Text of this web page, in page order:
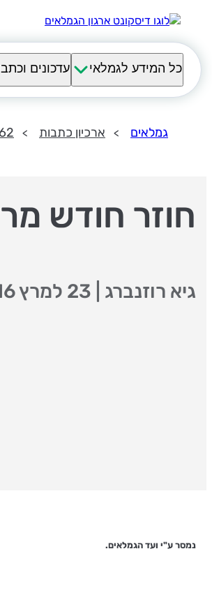
כל המידע לגמלאי עדכונים
גמלאים ארכיון כתבות
חוזר חודש מרץ
גיא רוזנברג
נמסר ע"י ועד הגמלאים.